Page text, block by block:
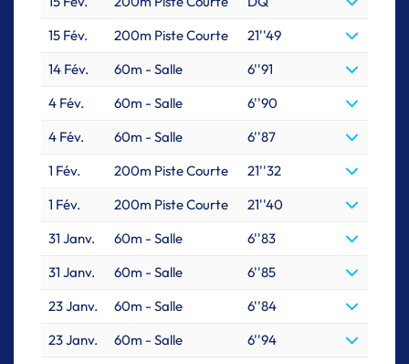
15 Fév.
200m Piste Courte
21''49
14 Fév.
60m - Salle
6''91
4 Fév.
60m - Salle
6''90
4 Fév.
60m - Salle
6''87
1 Fév.
200m Piste Courte
21''32
1 Fév.
200m Piste Courte
21''40
31 Janv.
60m - Salle
6''83
31 Janv.
60m - Salle
6''85
23 Janv.
60m - Salle
6''84
23 Janv.
60m - Salle
6''94